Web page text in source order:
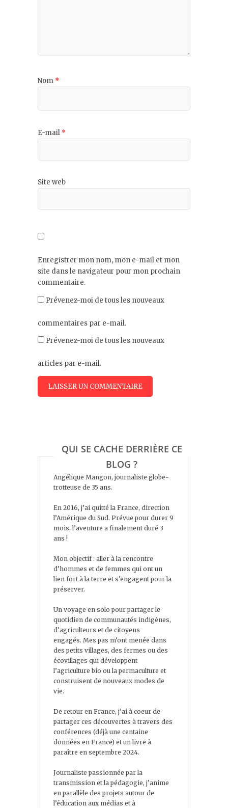
Nom *
E-mail *
Site web
Enregistrer mon nom, mon e-mail et mon
site dans le navigateur pour mon prochain
commentaire.
Prévenez-moi de tous les nouveaux
commentaires par e-mail.
Prévenez-moi de tous les nouveaux
articles par e-mail.
QUI SE CACHE DERRIÈRE CE
BLOG ?
Angélique Mangon, journaliste globe-
trotteuse de 35 ans.
En 2016, j’ai quitté la France, direction
l’Amérique du Sud. Prévue pour durer 9
mois, l’aventure a finalement duré 3
ans !
Mon objectif : aller à la rencontre
d’hommes et de femmes qui ont un
lien fort à la terre et s’engagent pour la
préserver.
Un voyage en solo pour partager le
quotidien de communautés indigènes,
d’agriculteurs et de citoyens
engagés. Mes pas m’ont menée dans
des petits villages, des fermes ou des
écovillages qui développent
l’agriculture bio ou la permaculture et
construisent de nouveaux modes de
vie.
De retour en France, j’ai à coeur de
partager ces découvertes à travers des
conférences (déjà une centaine
données en France) et un livre à
paraître en septembre 2024.
Journaliste passionnée par la
transmission et la pédagogie, j’anime
en parallèle des projets autour de
l’éducation aux médias et à